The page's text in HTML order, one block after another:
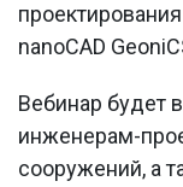
nanoCAD
Вебинар будет
инженерам-
сооружений, а